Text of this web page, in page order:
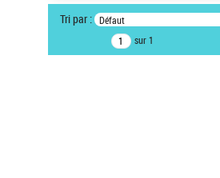
Type de notice d'autorité
Tri par : Défaut
sur 1